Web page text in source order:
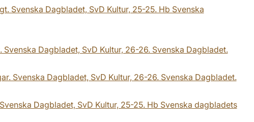
Svenska Dagbladet, SvD Kultur, 25-25. Hb Svenska
Dagbladet, SvD Kultur, 26-26. Svenska Dagbladet.
Svenska Dagbladet, SvD Kultur, 26-26. Svenska Dagbladet.
Dagbladet, SvD Kultur, 25-25. Hb Svenska dagbladets